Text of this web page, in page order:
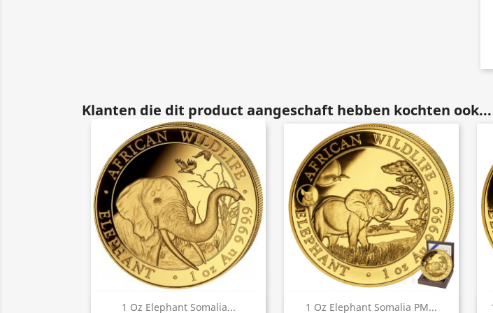
Klanten die dit product aangeschaft hebben kochten ook...
1 Oz Elephant Somalia... 1 Oz Elephant Somalia PM...